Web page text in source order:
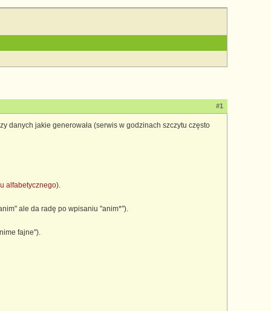
#1
danych jakie generowała (serwis w godzinach szczytu często
alfabetycznego).
ale da radę po wpisaniu "anim*").
fajne").